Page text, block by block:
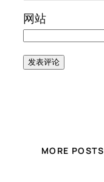
网站
MORE POSTS